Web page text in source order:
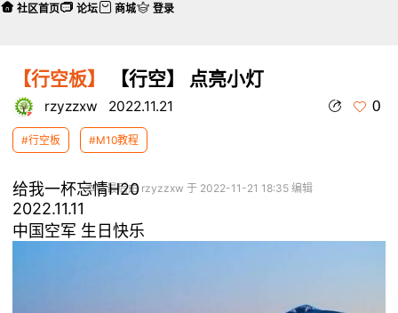
【行空板】 【行空】 点亮小灯
rzyzzxw 2022.11.21 0
#行空板 #M10教程
本帖最后由 rzyzzxw 于 2022-11-21 18:35 编辑
给我一杯忘情H20
2022.11.11
中国空军 生日快乐
社区首页 论坛 商城 登录